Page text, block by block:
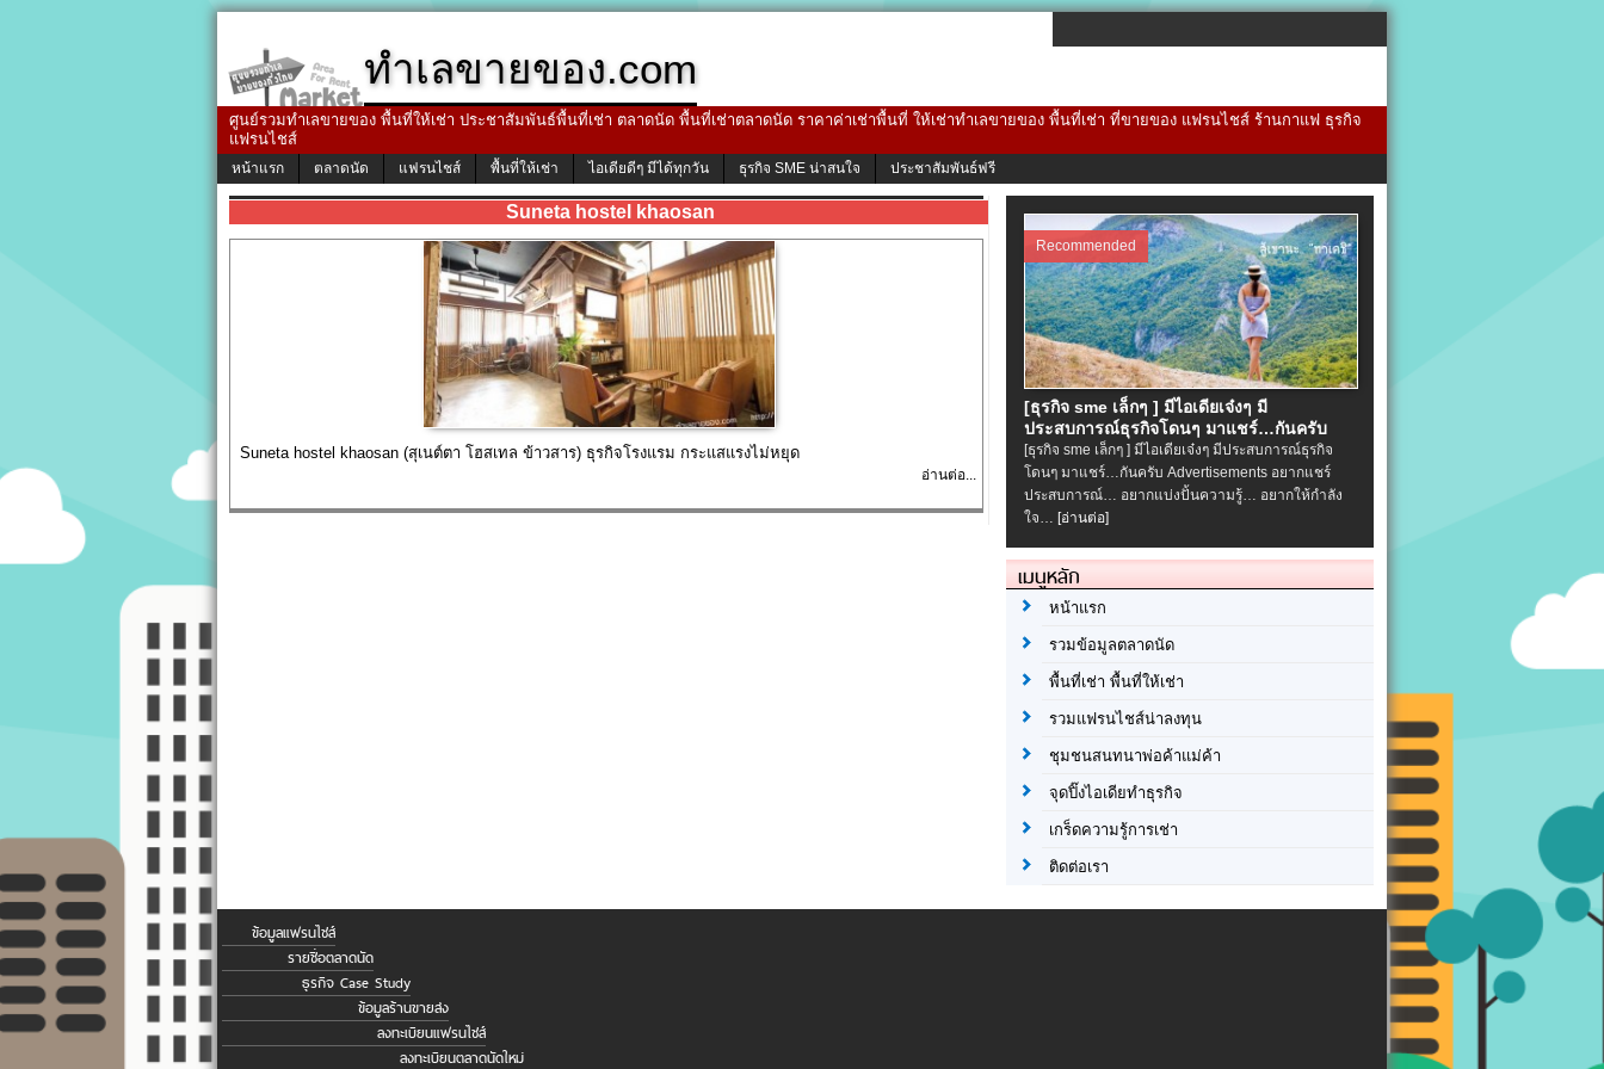
ทำเลขายของ.com
ศูนย์รวมทำเลขายของ พื้นที่ให้เช่า ประชาสัมพันธ์พื้นที่เช่า ตลาดนัด พื้นที่เช่าตลาดนัด ราคาค่าเช่าพื้นที่ ให้เช่าทำเลขายของ พื้นที่เช่า ที่ขายของ แฟรนไชส์ ร้านกาแฟ ธุรกิจ
แฟรนไชส์
หน้าแรก ตลาดนัด แฟรนไชส์ พื้นที่ให้เช่า ไอเดียดีๆ มีได้ทุกวัน ธุรกิจ SME น่าสนใจ ประชาสัมพันธ์ฟรี
Suneta hostel khaosan
Suneta hostel khaosan (สุเนต์ตา โฮสเทล ข้าวสาร) ธุรกิจโรงแรม กระแสแรงไม่หยุด
อ่านต่อ...
Recommended
[ธุรกิจ sme เล็กๆ ] มีไอเดียเจ๋งๆ มี
ประสบการณ์ธุรกิจโดนๆ มาแชร์…กันครับ
[ธุรกิจ sme เล็กๆ ] มีไอเดียเจ๋งๆ มีประสบการณ์ธุรกิจ
โดนๆ มาแชร์…กันครับ Advertisements อยากแชร์
ประสบการณ์… อยากแบ่งปั้นความรู้… อยากให้กำลัง
ใจ… [อ่านต่อ]
เมนูหลัก
หน้าแรก
รวมข้อมูลตลาดนัด
พื้นที่เช่า พื้นที่ให้เช่า
รวมแฟรนไชส์น่าลงทุน
ชุมชนสนทนาพ่อค้าแม่ค้า
จุดปิ๊งไอเดียทำธุรกิจ
เกร็ดความรู้การเช่า
ติดต่อเรา
ข้อมูลแฟรนไชส์
รายชื่อตลาดนัด
ธุรกิจ Case Study
ข้อมูลร้านขายส่ง
ลงทะเบียนแฟรนไชส์
ลงทะเบียนตลาดนัดใหม่